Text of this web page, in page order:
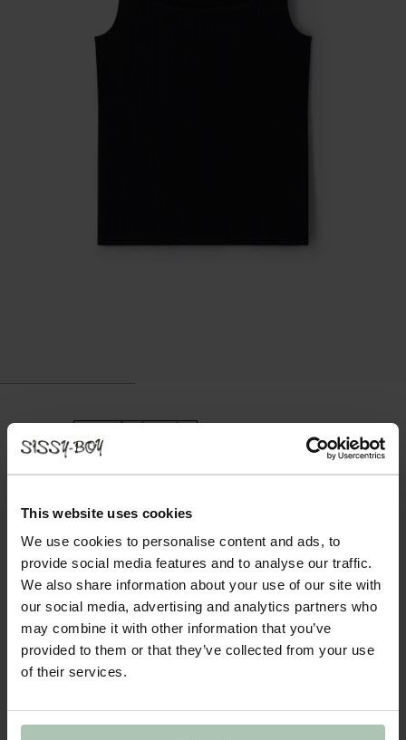
This website uses cookies
We use cookies to personalise content and ads, to
provide social media features and to analyse our traffic.
We also share information about your use of our site with
our social media, advertising and analytics partners who
may combine it with other information that you’ve
provided to them or that they’ve collected from your use
of their services.
39.99 23.99
Couleurs